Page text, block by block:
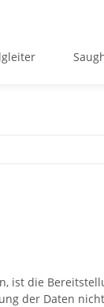
ist die
der Daten